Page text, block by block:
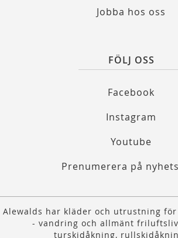
Jobba hos oss
FÖLJ OSS
Facebook
Instagram
Youtube
Prenumerera på
Alewalds har kläder och utrustning
- vandring och allmänt
turskidåkning,